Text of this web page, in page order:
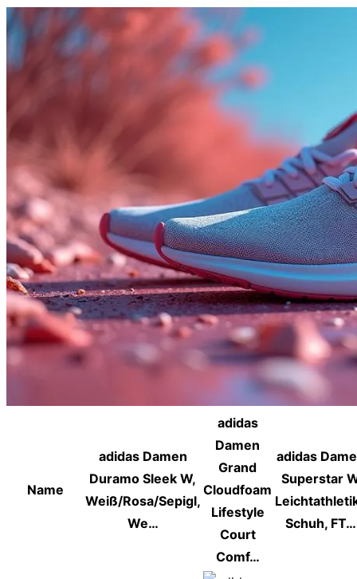
Name
adidas Damen
Duramo Sleek W,
Weiß/Rosa/Sepigl,
We…
adidas
Damen
Grand
Cloudfoam
Lifestyle
Court
Comf…
adidas
Superstar
Schuh, FT…